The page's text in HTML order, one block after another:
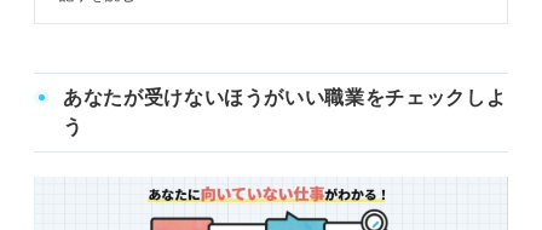
遇しないためのコツも紹介するの
で、参考にしてください。
あなたが受けないほうがいい職業をチェックしよ
う